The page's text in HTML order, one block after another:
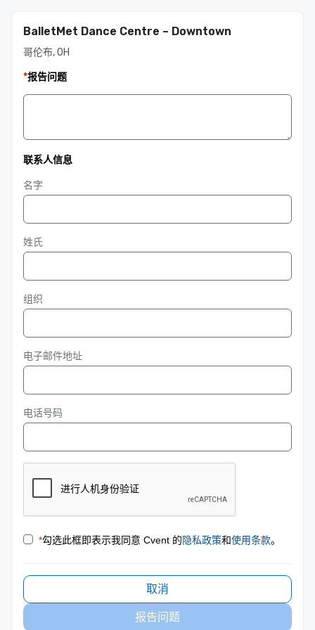
BalletMet Dance Centre – Downtown
哥伦布, OH
*报告问题
联系人信息
名字
姓氏
组织
电子邮件地址
电话号码
*勾选此框即表示我同意 Cvent 的隐私政策和使用条款。
取消
报告问题